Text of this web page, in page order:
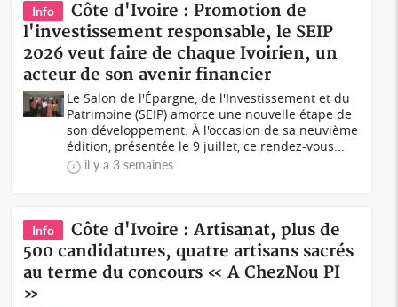
Info
Côte d'Ivoire : Promotion de
l'investissement responsable, le SEIP
2026 veut faire de chaque Ivoirien, un
acteur de son avenir financier
Le Salon de l'Épargne, de l'Investissement et du
Patrimoine (SEIP) amorce une nouvelle étape de
son développement. À l'occasion de sa neuvième
édition, présentée le 9 juillet, ce rendez-vous...
il y a 3 semaines
Info
Côte d'Ivoire : Artisanat, plus de
500 candidatures, quatre artisans sacrés
au terme du concours « A ChezNou PI
»